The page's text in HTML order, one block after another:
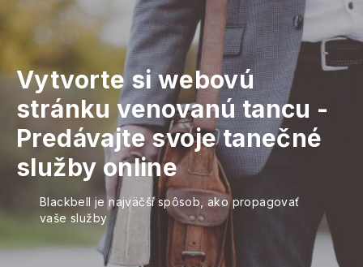
Vytvorte si webovú
stránku venovanú tancu -
Predávajte svoje tanečné
služby online
Blackbell je najväčší spôsob, ako propagovať
vaše služby